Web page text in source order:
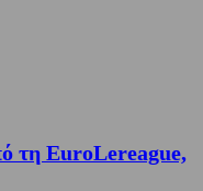
τη EuroLereague,